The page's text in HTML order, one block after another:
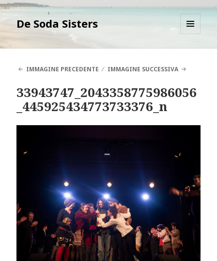
De Soda Sisters
IMMAGINE PRECEDENTE
IMMAGINE SUCCESSIVA
33943747_2043358775986056
_445925434773733376_n